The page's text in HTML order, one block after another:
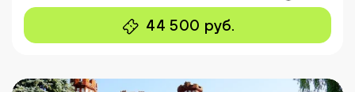
44 500 руб.